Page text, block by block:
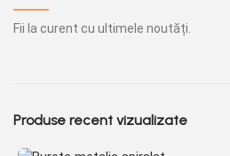
Fii la curent cu ultimele noutăți.
Produse recent vizualizate